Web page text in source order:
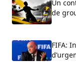
Un
de
FIFA: